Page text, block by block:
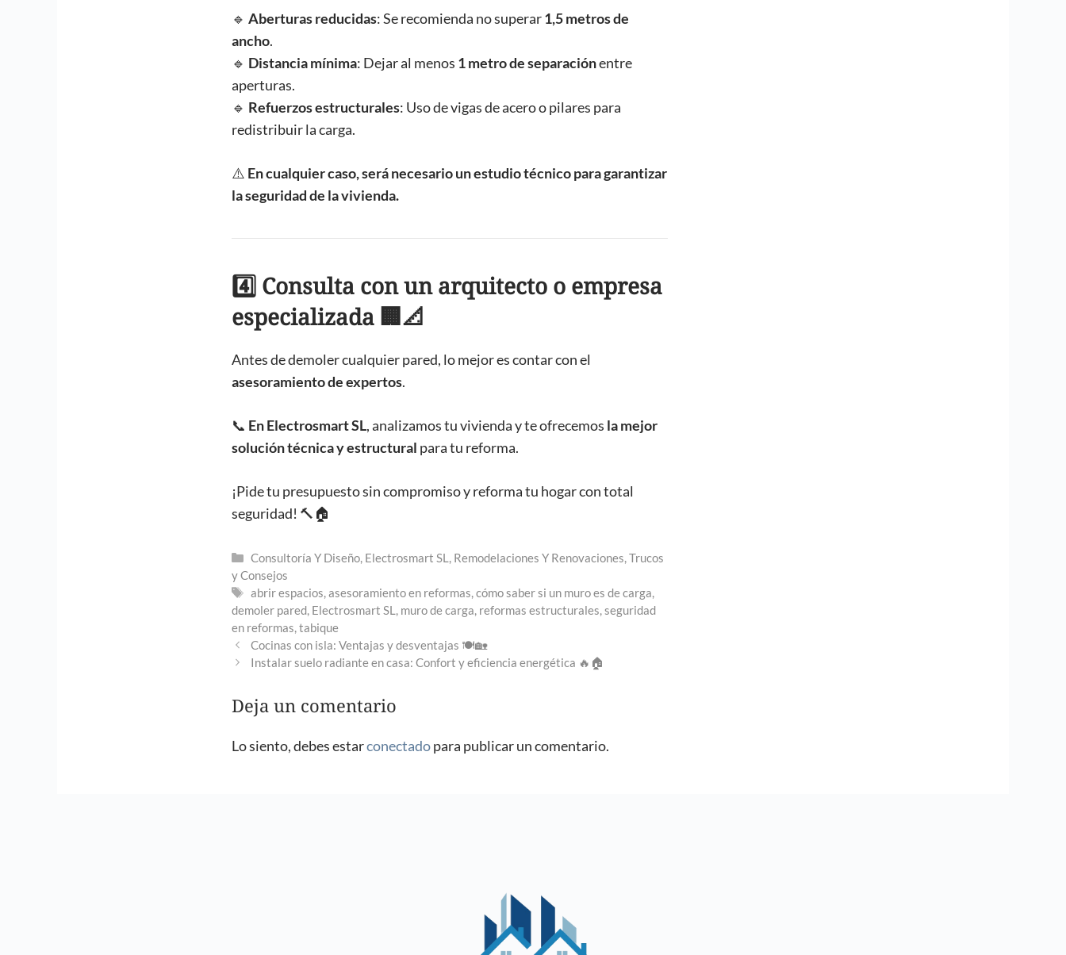
🔹 Aberturas reducidas: Se recomienda no superar1,5 metros de
ancho.
🔹 Distancia mínima: Dejar al menos 1 metro de separaciónentre
aperturas.
🔹 Refuerzos estructurales: Uso de vigas de acero o pilares para
redistribuir la carga.
⚠️ En cualquier caso, será necesario un estudio técnico para garantizar
la seguridad de la vivienda.
4️⃣ Consulta con un arquitecto o empresa
especializada 🏢📐
Antes de demoler cualquier pared, lo mejor es contar con el
asesoramiento de expertos.
📞 En Electrosmart SL, analizamos tu vivienda y te ofrecemos la mejor
solución técnica y estructural para tu reforma.
¡Pide tu presupuesto sin compromiso y reforma tu hogar con total
seguridad! 🔨🏠
Categorías
Consultoría Y Diseño Electrosmart SL Remodelaciones Y Renovaciones ,Trucos
y Consejos
Etiquetas
abrir espacios ,asesoramiento en reformas ,cómo saber si un muro es de carga
demoler pared Electrosmart SL muro de carga reformas estructurales seguridad
en reformas tabique
Cocinas con isla: Ventajas y desventajas 🍽️🏡
Instalar suelo radiante en casa: Confort y eficiencia energética 🔥🏠
Deja un comentario
Lo siento, debes estarconectadopara publicar un comentario.